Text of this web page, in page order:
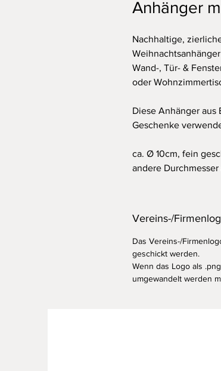
Anhänger
Nachhaltige,
Wand-, Tür- &
oder
Diese Anhänger
Geschenke
ca. Ø 10cm, fein
andere
Vereins-/
Das Vereins-/
geschickt werden.
Wenn das Logo als
umgewandelt werden